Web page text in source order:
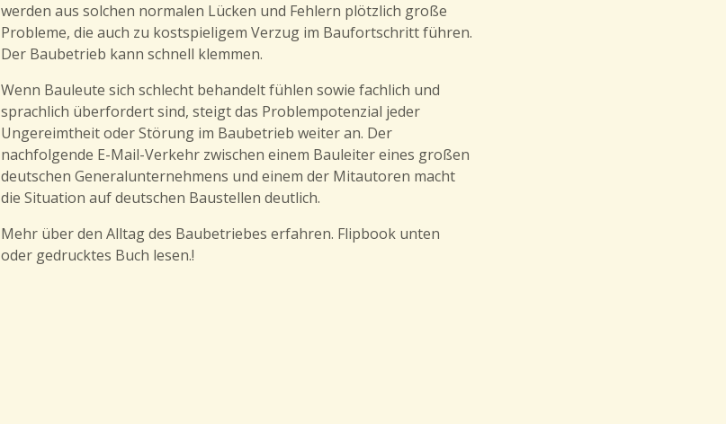
werden aus solchen normalen Lücken und Fehlern plötzlich große
Probleme, die auch zu kostspieligem Verzug im Baufortschritt führen.
Der Baubetrieb kann schnell klemmen.
Wenn Bauleute sich schlecht behandelt fühlen sowie fachlich und
sprachlich überfordert sind, steigt das Problempotenzial jeder
Ungereimtheit oder Störung im Baubetrieb weiter an. Der
nachfolgende E-Mail-Verkehr zwischen einem Bauleiter eines großen
deutschen Generalunternehmens und einem der Mitautoren macht
die Situation auf deutschen Baustellen deutlich.
Mehr über den Alltag des Baubetriebes erfahren. Flipbook unten
oder gedrucktes Buch lesen.!